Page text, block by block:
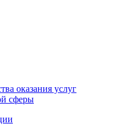
оказания услуг
сферы